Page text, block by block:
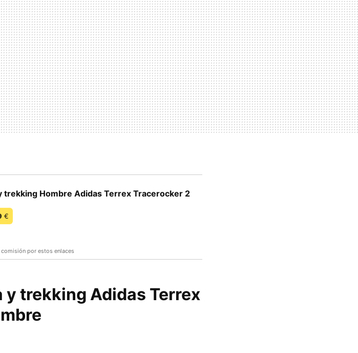
trekking Hombre Adidas Terrex Tracerocker 2
€
por estos enlaces
trekking Adidas Terrex